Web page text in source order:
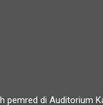
pemred di Auditorium